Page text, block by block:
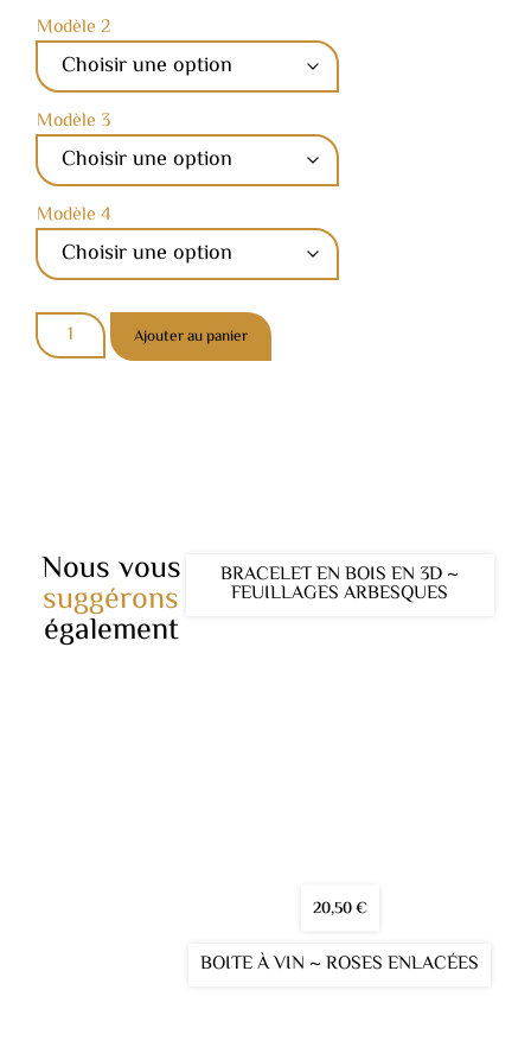
Modèle 2
Modèle 3
Modèle 4
Ajouter au panier
Nous vous
suggérons
également
BRACELET EN BOIS EN 3D ~
FEUILLAGES ARBESQUES
20,50€
BOITE À VIN ~ ROSES ENLACÉES